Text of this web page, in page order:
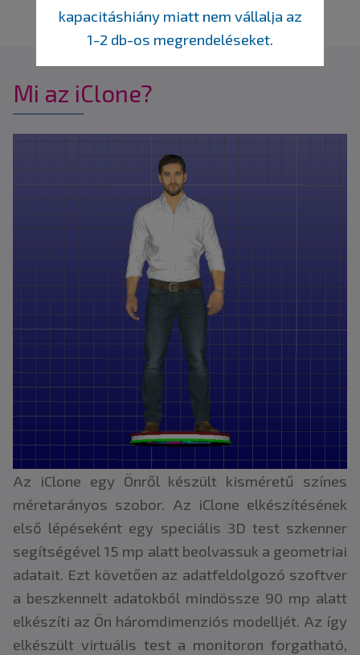
Mi az iClone?
Az iClone egy Önről készült kisméretű színes
méretarányos szobor. Az iClone elkészítésének
első lépéseként egy speciális 3D test szkenner
segítségével 15 mp alatt beolvassuk a geometriai
adatait. Ezt követően az adatfeldolgozó szoftver
a beszkennelt adatokból mindössze 90 mp alatt
elkészíti az Ön háromdimenziós modelljét. Az így
elkészült virtuális test a monitoron forgatható,
kapacitáshiány miatt nem vállalja az
1-2 db-os megrendeléseket.